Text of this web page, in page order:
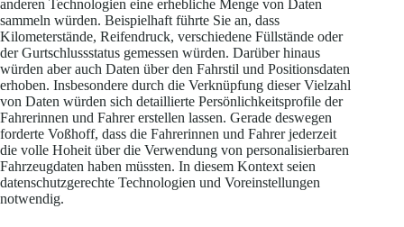
anderen Technologien eine erhebliche Menge von Daten
sammeln würden. Beispielhaft führte Sie an, dass
Kilometerstände, Reifendruck, verschiedene Füllstände oder
der Gurtschlussstatus gemessen würden. Darüber hinaus
würden aber auch Daten über den Fahrstil und Positionsdaten
erhoben. Insbesondere durch die Verknüpfung dieser Vielzahl
von Daten würden sich detaillierte Persönlichkeitsprofile der
Fahrerinnen und Fahrer erstellen lassen. Gerade deswegen
forderte Voßhoff, dass die Fahrerinnen und Fahrer jederzeit
die volle Hoheit über die Verwendung von personalisierbaren
Fahrzeugdaten haben müssten. In diesem Kontext seien
datenschutzgerechte Technologien und Voreinstellungen
notwendig.